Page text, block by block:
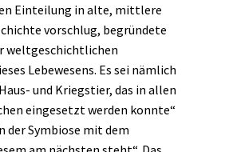
Einteilung in alte, mittlere
vorschlug, begründete
weltgeschichtlichen
Lebewesens. Es sei nämlich
und Kriegstier, das in allen
eingesetzt werden konnte“
der Symbiose mit dem